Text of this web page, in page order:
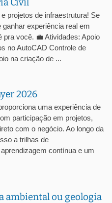
projetos de infraestrutura! Se
experiência real em
você. 💼 Atividades: Apoio
no AutoCAD Controle de
na criação de ...
2026
uma experiência de
participação em projetos,
com o negócio. Ao longo da
a trilhas de
contínua e um
ambiental ou geologia